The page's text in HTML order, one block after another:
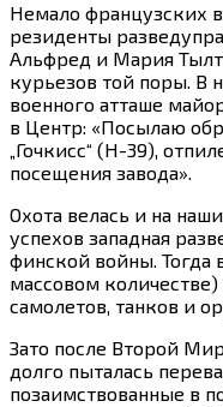
Немало французских
резиденты
Альфред и Мария
курьезов той поры. В
военного атташе
в Центр: «Посылаю
„Гочкисс“ (Н-39),
посещения завода».
Охота велась и на
успехов западная
финской войны. Тогда
массовом
самолетов, танков и
Зато после Второй
долго пыталась
позаимствованные в